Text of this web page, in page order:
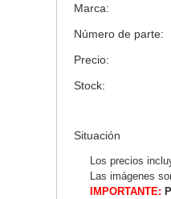
Marca:
Número de parte:
Precio:
Stock:
Situación
Los precios
Las imágenes
IMPORTANTE: